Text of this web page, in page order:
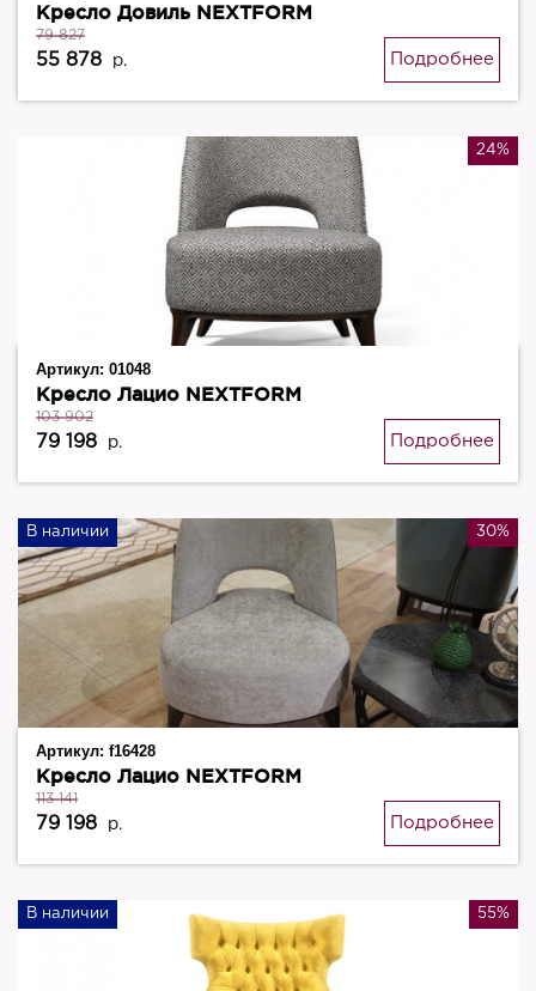
Кресло Довиль NEXTFORM
79 827
55 878 р. Подробнее
24%
Артикул: 01048
Кресло Лацио NEXTFORM
103 902
79 198 р. Подробнее
В наличии 30%
Артикул: f16428
Кресло Лацио NEXTFORM
113 141
79 198 р. Подробнее
В наличии 55%